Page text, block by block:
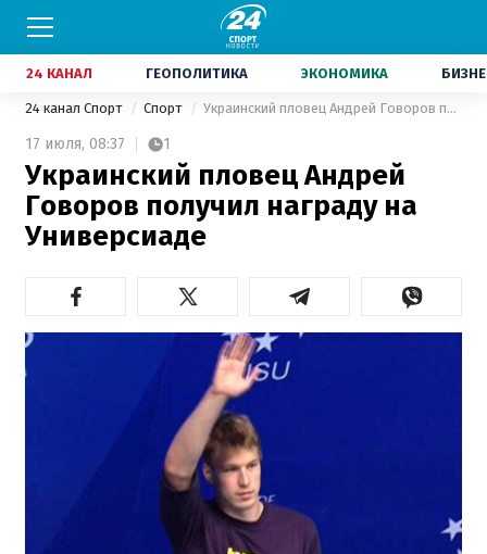
24 КАНАЛ ГЕОПОЛИТИКА ЭКОНОМИКА
24 канал Спорт Спорт Украинский пловец Андрей Говоров получил награду на Универсиаде
17 июля, 08:37 1
Украинский пловец Андрей
Говоров получил награду на
Универсиаде